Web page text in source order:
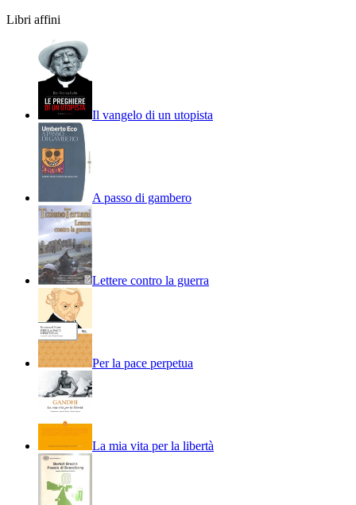
Libri affini
Il vangelo di un utopista
A passo di gambero
Lettere contro la guerra
Per la pace perpetua
La mia vita per la libertà